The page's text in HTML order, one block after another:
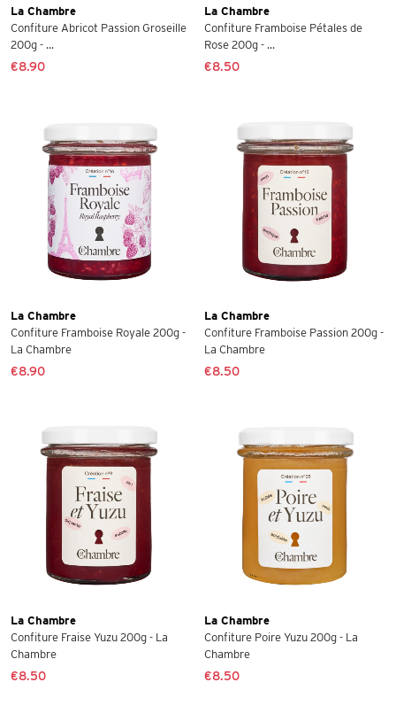
La Chambre
Confiture Abricot Passion Groseille
200g - ...
€8.90
La Chambre
Confiture Framboise Pétales de
Rose 200g - ...
€8.50
La Chambre
Confiture Framboise Royale 200g -
La Chambre
€8.90
La Chambre
Confiture Framboise Passion 200g -
La Chambre
€8.50
La Chambre
Confiture Fraise Yuzu 200g - La
Chambre
€8.50
La Chambre
Confiture Poire Yuzu 200g - La
Chambre
€8.50